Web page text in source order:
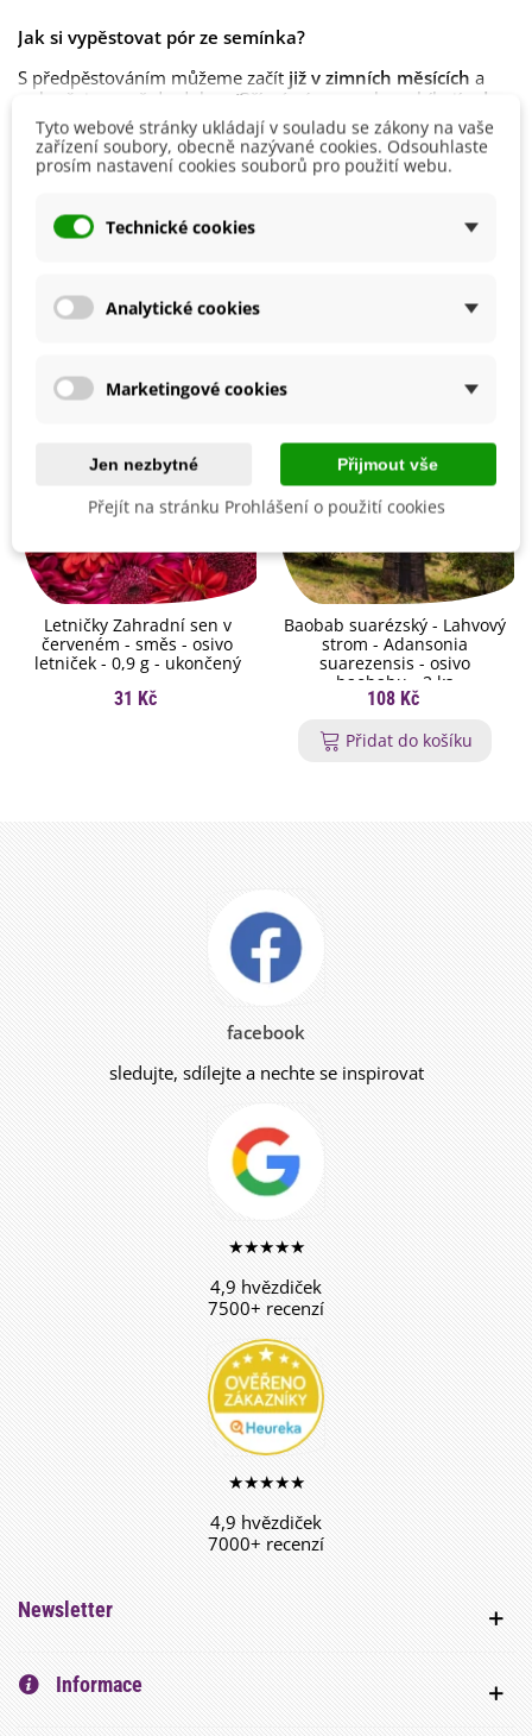
Jak si vypěstovat pór ze semínka?
S předpěstováním můžeme začít již v zimních měsících a
pokračujeme až do dubna. Přímé výsevy pak probíhají
od
dubna do května. Semena zasadíme přibližně do hloubky
0,5 cmv řadách alespoň30–40 cmvzdálených od sebe.
Doba klíčení je nejčastěji
, ale může být i delší.
Substrát by měl být neustále vlhký. Sazenice přesouváme na
živinami s neutrálním pH. Potřebuje dostatečnou zálivku.
salátu. Pór obsahuje plno vitamínů a minerálních látek.
Detaily produktu
Letničky Zahradní sen v
červeném - směs - osivo
letniček - 0,9 g - ukončený
31 Kč
Baobab suarézský - Lahvový
strom - Adansonia
suarezensis - osivo
baobabu - 2 ks
108 Kč
Přidat do košíku
facebook
sledujte, sdílejte a nechte se inspirovat
★★★★★
4,9 hvězdiček
7500+ recenzí
★★★★★
4,9 hvězdiček
7000+ recenzí
Newsletter
Informace
Tyto webové stránky ukládají v souladu se zákony na vaše
zařízení soubory, obecně nazývané cookies. Odsouhlaste
prosím nastavení cookies souborů pro použití webu.
Technické cookies
Analytické cookies
Marketingové cookies
Jen nezbytné Přijmout vše
Přejít na stránku Prohlášení o použití cookies